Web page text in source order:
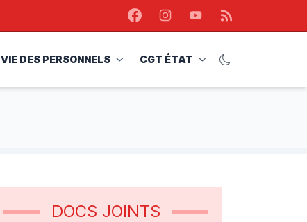
FacebookInstagramYoutube
RSS
VIE DES PERSONNELS CGT ÉTAT
DOCS JOINTS